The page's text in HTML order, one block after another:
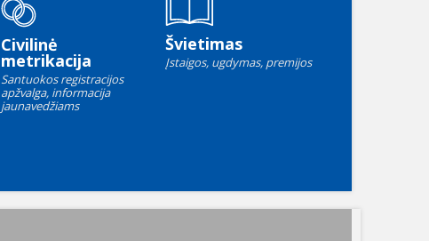
Civilinė
metrikacija
Santuokos registracijos
apžvalga, informacija
jaunavedžiams
Švietimas
Įstaigos, ugdymas, premijos